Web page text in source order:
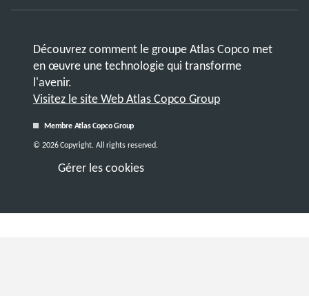
Découvrez comment le groupe Atlas Copco met
en œuvre une technologie qui transforme
l'avenir.
Visitez le site Web Atlas Copco Group
Membre Atlas Copco Group
Gérer les cookies
© 2026 Copyright. All rights reserved.